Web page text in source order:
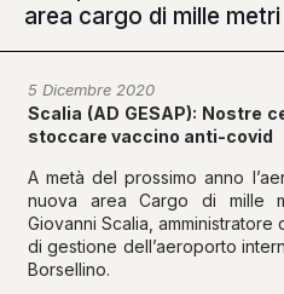
area cargo di mille
5 Dicembre 2020
Scalia (AD GESAP): Nostre
stoccare vaccino anti-covid
A metà del prossimo anno
nuova area Cargo di mille
Giovanni Scalia,
di gestione dell’aeroporto
Borsellino.